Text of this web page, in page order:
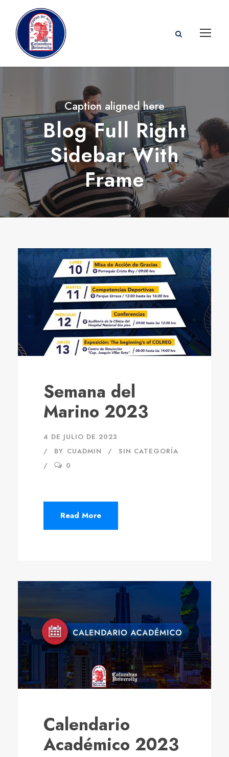
Caption aligned here
Blog Full Right
Sidebar With
Frame
Semana del
Marino 2023
4 DE JULIO DE 2023
BY CUADMIN
SIN CATEGORÍA
0
Read More
Calendario
Académico 2023